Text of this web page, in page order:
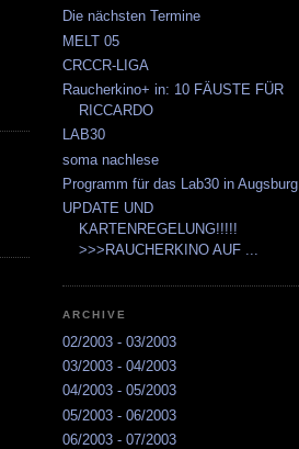
Die nächsten Termine
MELT 05
CRCCR-LIGA
Raucherkino+ in: 10 FÄUSTE FÜR
RICCARDO
LAB30
soma nachlese
Programm für das Lab30 in Augsburg
UPDATE UND
KARTENREGELUNG!!!!!
>>>RAUCHERKINO AUF ...
ARCHIVE
02/2003 - 03/2003
03/2003 - 04/2003
04/2003 - 05/2003
05/2003 - 06/2003
06/2003 - 07/2003